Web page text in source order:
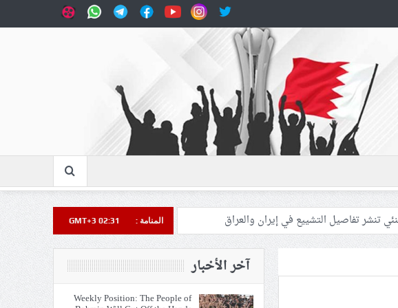
GMT+3 02:31 المنامة :
آخر الأخبار
Weekly Position: The People of